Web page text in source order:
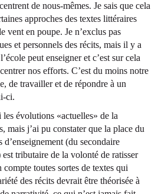
de nous-mêmes. Je sais que cela
approches des textes littéraires
vent en poupe. Je n’exclus pas
et personnels des récits, mais il y a
peut enseigner et c’est sur cela
nos efforts. C’est du moins notre
de travailler et de répondre à un
ci.
les évolutions «actuelles» de la
mais j’ai pu constater que la place du
d’enseignement (du secondaire
tributaire de la volonté de ratisser
compte toutes sortes de textes qui
des récits devrait être théorisée à